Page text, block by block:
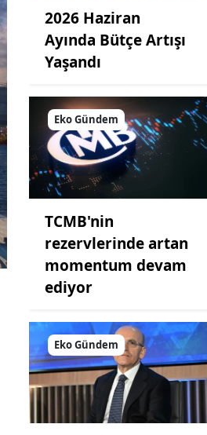
2026 Haziran
Ayında Bütçe Artışı
Yaşandı
Eko Gündem
TCMB'nin
rezervlerinde artan
momentum devam
ediyor
Eko Gündem